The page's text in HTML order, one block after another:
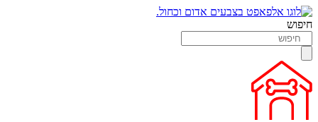
חיפוש